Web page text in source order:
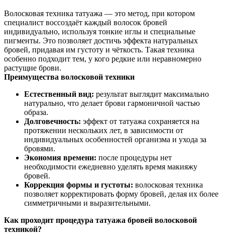
Волосковая техника татуажа — это метод, при котором
специалист воссоздаёт каждый волосок бровей
индивидуально, используя тонкие иглы и специальные
пигменты. Это позволяет достичь эффекта натуральных
бровей, придавая им густоту и чёткость. Такая техника
особенно подходит тем, у кого редкие или неравномерно
растущие брови.
Преимущества волосковой техники
Естественный вид: результат выглядит максимально
натурально, что делает брови гармоничной частью
образа.
Долговечность: эффект от татуажа сохраняется на
протяжении нескольких лет, в зависимости от
индивидуальных особенностей организма и ухода за
бровями.
Экономия времени: после процедуры нет
необходимости ежедневно уделять время макияжу
бровей.
Коррекция формы и густоты: волосковая техника
позволяет корректировать форму бровей, делая их более
симметричными и выразительными.
Как проходит процедура татуажа бровей волосковой
техникой?